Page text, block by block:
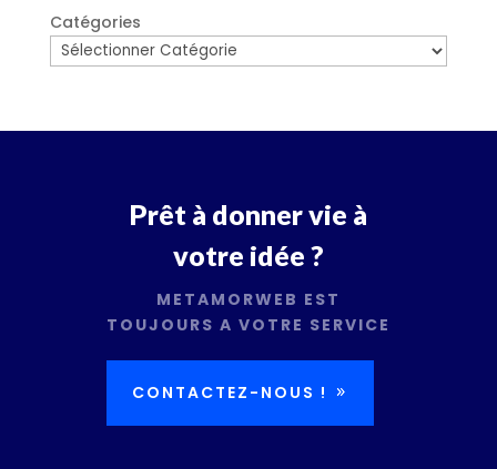
Catégories
Prêt à donner vie à
votre idée ?
METAMORWEB EST
TOUJOURS A VOTRE SERVICE
CONTACTEZ-NOUS !